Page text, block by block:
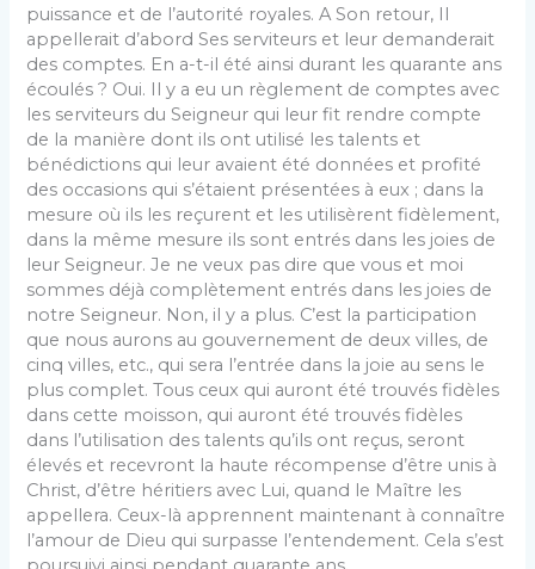
puissance et de l’autorité royales. A Son retour, Il
appellerait d’abord Ses serviteurs et leur demanderait
des comptes. En a-t-il été ainsi durant les quarante ans
écoulés ? Oui. Il y a eu un règlement de comptes avec
les serviteurs du Seigneur qui leur fit rendre compte
de la manière dont ils ont utilisé les talents et
bénédictions qui leur avaient été données et profité
des occasions qui s’étaient présentées à eux ; dans la
mesure où ils les reçurent et les utilisèrent fidèlement,
dans la même mesure ils sont entrés dans les joies de
leur Seigneur. Je ne veux pas dire que vous et moi
sommes déjà complètement entrés dans les joies de
notre Seigneur. Non, il y a plus. C’est la participation
que nous aurons au gouvernement de deux villes, de
cinq villes, etc., qui sera l’entrée dans la joie au sens le
plus complet. Tous ceux qui auront été trouvés fidèles
dans cette moisson, qui auront été trouvés fidèles
dans l’utilisation des talents qu’ils ont reçus, seront
élevés et recevront la haute récompense d’être unis à
Christ, d’être héritiers avec Lui, quand le Maître les
appellera. Ceux-là apprennent maintenant à connaître
l’amour de Dieu qui surpasse l’entendement. Cela s’est